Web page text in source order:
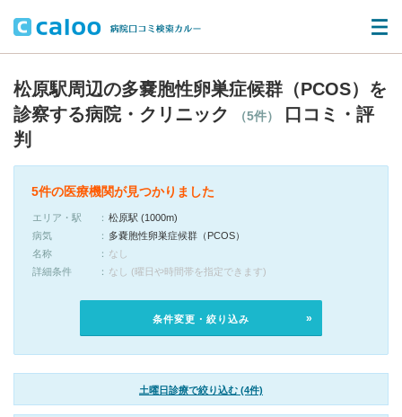
松原駅周辺の多嚢胞性卵巣症候群（PCOS）を
診察する病院・クリニック
（5件）
口コミ・評
判
5件の医療機関が見つかりました
エリア・駅
松原駅 (1000m)
病気
多嚢胞性卵巣症候群（PCOS）
名称
なし
詳細条件
なし (曜日や時間帯を指定できます)
条件変更・絞り込み
土曜日診療で絞り込む (4件)